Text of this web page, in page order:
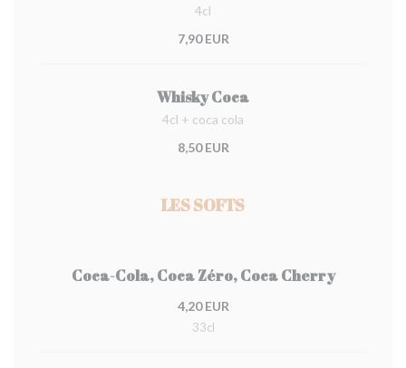
4cl
7,90 EUR
Whisky Coca
4cl + coca cola
8,50 EUR
LES SOFTS
Coca-Cola, Coca Zéro, Coca Cherry
4,20 EUR
33cl